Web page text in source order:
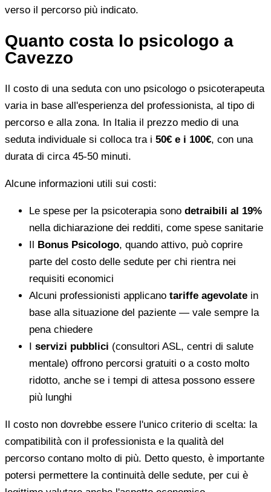
verso il percorso più indicato.
Quanto costa lo psicologo a
Cavezzo
Il costo di una seduta con uno psicologo o psicoterapeuta
varia in base all'esperienza del professionista, al tipo di
percorso e alla zona. In Italia il prezzo medio di una
seduta individuale si colloca tra i 50€ e i 100€, con una
durata di circa 45-50 minuti.
Alcune informazioni utili sui costi:
Le spese per la psicoterapia sono detraibili al 19%
nella dichiarazione dei redditi, come spese sanitarie
Il Bonus Psicologo, quando attivo, può coprire
parte del costo delle sedute per chi rientra nei
requisiti economici
Alcuni professionisti applicano tariffe agevolate in
base alla situazione del paziente — vale sempre la
pena chiedere
I servizi pubblici (consultori ASL, centri di salute
mentale) offrono percorsi gratuiti o a costo molto
ridotto, anche se i tempi di attesa possono essere
più lunghi
Il costo non dovrebbe essere l'unico criterio di scelta: la
compatibilità con il professionista e la qualità del
percorso contano molto di più. Detto questo, è importante
potersi permettere la continuità delle sedute, per cui è